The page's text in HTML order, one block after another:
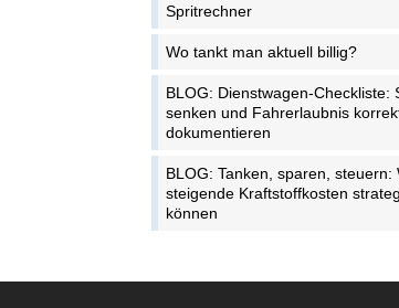
Spritrechner
Wo tankt man aktuell billig?
BLOG: Dienstwagen-Checkliste:
senken und Fahrerlaubnis
dokumentieren
BLOG: Tanken, sparen, steuern:
steigende Kraftstoffkosten
können